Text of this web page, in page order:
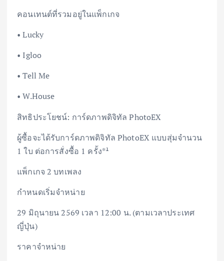
คอนเทนต์ที่รวมอยู่ในแพ็กเกจ
• Lucky
• Igloo
• Tell Me
• W.House
สิทธิประโยชน์: การ์ดภาพดิจิทัล PhotoEX
ผู้ซื้อจะได้รับการ์ดภาพดิจิทัล PhotoEX แบบสุ่มจำนวน
1 ใบ ต่อการสั่งซื้อ 1 ครั้ง*¹
แพ็กเกจ 2 บทเพลง
กำหนดเริ่มจำหน่าย
29 มิถุนายน 2569 เวลา 12:00 น. (ตามเวลาประเทศ
ญี่ปุ่น)
ราคาจำหน่าย